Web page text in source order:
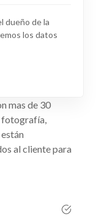
dueño de la
los datos
mas de 30
fotografía,
al cliente para